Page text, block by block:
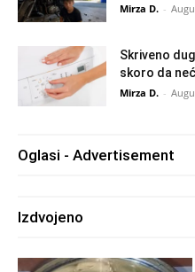
Mirza D. -
Skriveno
skoro da
Mirza D. -
Oglasi - Advertisement
Izdvojeno